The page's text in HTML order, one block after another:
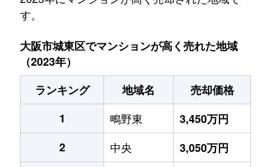
す。
大阪市城東区でマンションが高く売れた地域
（2023年）
ランキング
地域名
売却価格
1
鴫野東
3,450万円
2
中央
3,050万円